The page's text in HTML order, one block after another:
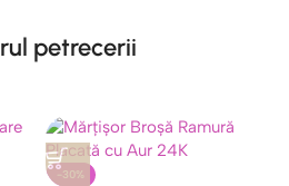
petrecerii
-30%